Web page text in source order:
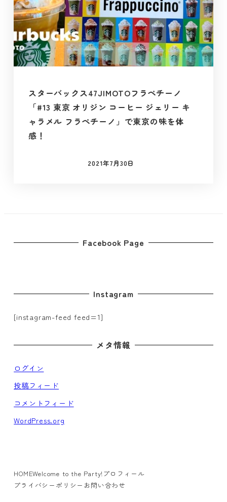
スターバックス47JIMOTOフラペチーノ
「#13 東京 オリジン コーヒー ジェリー キ
ャラメル フラペチーノ」で東京の味を体
感！
投稿日
2021年7月30日
Facebook Page
Instagram
[instagram-feed feed=1]
メタ情報
ログイン
投稿フィード
コメントフィード
WordPress.org
HOMEWelcome to the Party! プロフィール
プライバシーポリシー お問い合わせ